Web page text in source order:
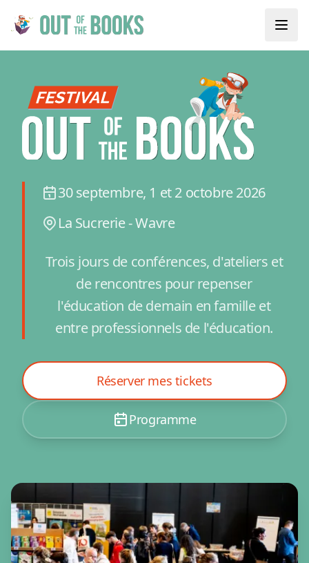
30 septembre, 1 et 2 octobre 2026
La Sucrerie - Wavre
Trois jours de conférences, d'ateliers et
de rencontres pour repenser
l'éducation de demain en famille et
entre professionnels de l'éducation.
Réserver mes tickets
Programme